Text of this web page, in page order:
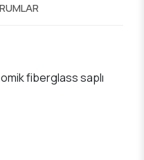
fiberglass saplı